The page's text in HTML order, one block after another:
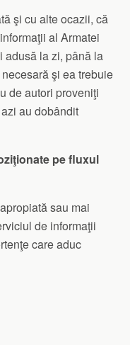
şi cu alte ocazii, că
al Armatei
adusă la zi, până la
şi ea trebuie
de autori proveniţi
au dobândit
pe fluxul
sau mai
de informaţii
care aduc